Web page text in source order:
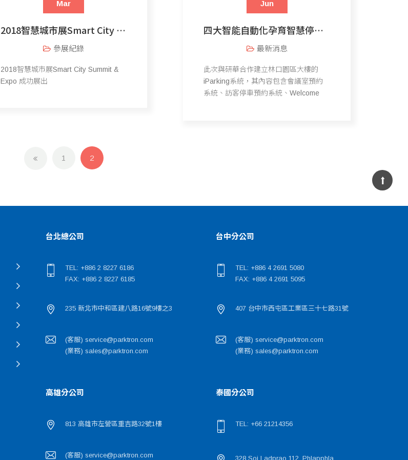
Mar
2018智慧城市展Smart City Summit & Expo
參展紀錄
2018智慧城市展Smart City Summit &
Expo 成功展出
Jun
四大智能自動化孕育智慧停車場-研華合作案
最新消息
此次與研華合作建立林口園區大樓的
iParking系統，其內容包含會議室預約
系統、訪客停車預約系統、Welcome
1 2
台北總公司
TEL: +886 2 8227 6186
FAX: +886 2 8227 6185
235 新北市中和區建八路16號9樓之3
(客服) service@parktron.com
(業務) sales@parktron.com
高雄分公司
813 高雄市左營區重吉路32號1樓
(客服) service@parktron.com
台中分公司
TEL: +886 4 2691 5080
FAX: +886 4 2691 5095
407 台中市西屯區工業區三十七路31號
(客服) service@parktron.com
(業務) sales@parktron.com
泰國分公司
TEL: +66 21214356
328 Soi Ladprao 112, Phlapphla